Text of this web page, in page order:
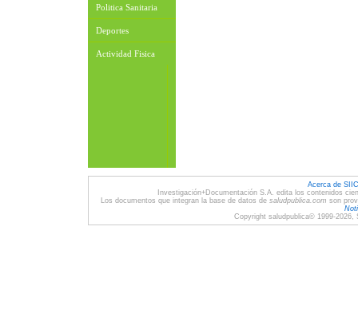
Politica Sanitaria
Deportes
Actividad Fisica
Acerca de
Investigación+Documentación S.A. edita los contenidos
Los documentos que integran la base de datos de saludpublica.com son
Copyright saludpublica© 1999-